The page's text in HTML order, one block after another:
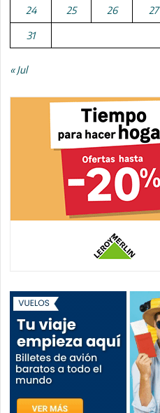
24 25 26 27
31
« Jul